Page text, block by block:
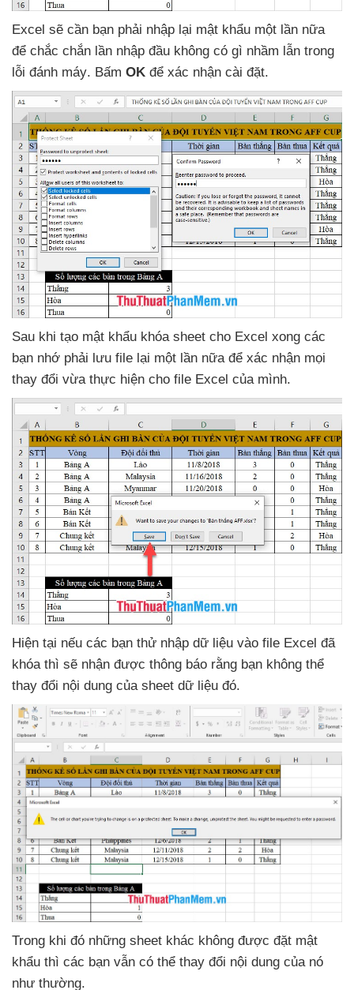
Excel sẽ cần bạn phải nhập lại mật khẩu một lần nữa
để chắc chắn lần nhập đầu không có gì nhầm lẫn trong
lỗi đánh máy. Bấm OK để xác nhận cài đặt.
Sau khi tạo mật khẩu khóa sheet cho Excel xong các
bạn nhớ phải lưu file lại một lần nữa để xác nhận mọi
thay đổi vừa thực hiện cho file Excel của mình.
Hiện tại nếu các bạn thử nhập dữ liệu vào file Excel đã
khóa thì sẽ nhận được thông báo rằng bạn không thể
thay đổi nội dung của sheet dữ liệu đó.
Trong khi đó những sheet khác không được đặt mật
khẩu thì các bạn vẫn có thể thay đổi nội dung của nó
như thường.